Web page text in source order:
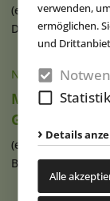
verwenden,
ermöglichen.
und
Details
Alle
(eap) Brad
Discovery Cove
NACHRICHTEN|
Movie Park
Gast
(eap) Diesen
Bottrop-